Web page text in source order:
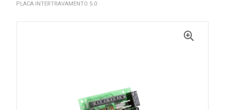
PLACA INTERTRAVAMENTO 5.0